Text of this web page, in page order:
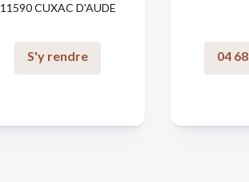
11590 CUXAC D'AUDE
S'y rendre 04